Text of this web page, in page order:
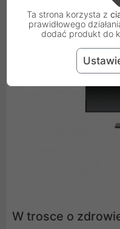
W trosce o
Ta strona korzysta z
prawidłowego
dodać produkt do